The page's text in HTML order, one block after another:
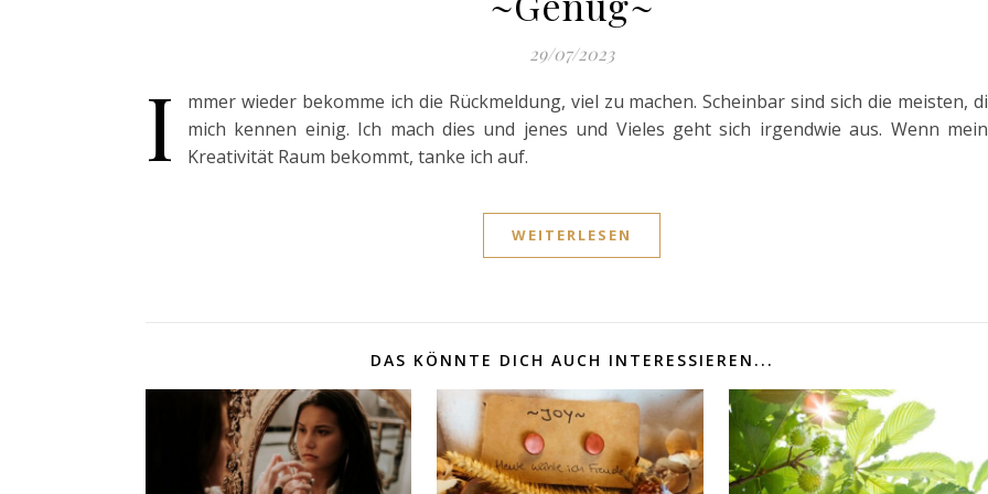
29/07/2023
I
mmer wieder bekomme ich die Rückmeldung, viel zu machen. Scheinbar sind sich die meisten,
mich kennen einig. Ich mach dies und jenes und Vieles geht sich irgendwie aus. Wenn
Kreativität Raum bekommt, tanke ich auf.
WEITERLESEN
DAS KÖNNTE DICH AUCH INTERESSIEREN...